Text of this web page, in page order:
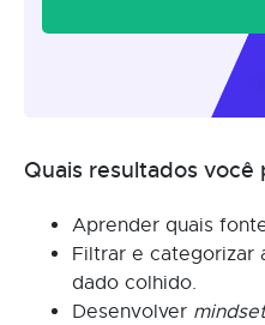
Quais resultados você
Aprender quais
Filtrar e categorizar
dado colhido.
Desenvolver mindset